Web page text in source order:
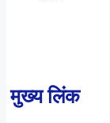
मुख्य लिंक